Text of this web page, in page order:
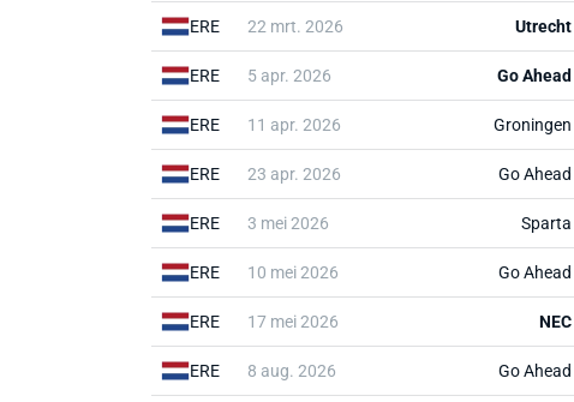
ERE 22 mrt. 2026 Utrecht
ERE 5 apr. 2026 Go Ahead
ERE 11 apr. 2026 Groningen
ERE 23 apr. 2026 Go Ahead
ERE 3 mei 2026 Sparta
ERE 10 mei 2026 Go Ahead
ERE 17 mei 2026 NEC
ERE 8 aug. 2026 Go Ahead